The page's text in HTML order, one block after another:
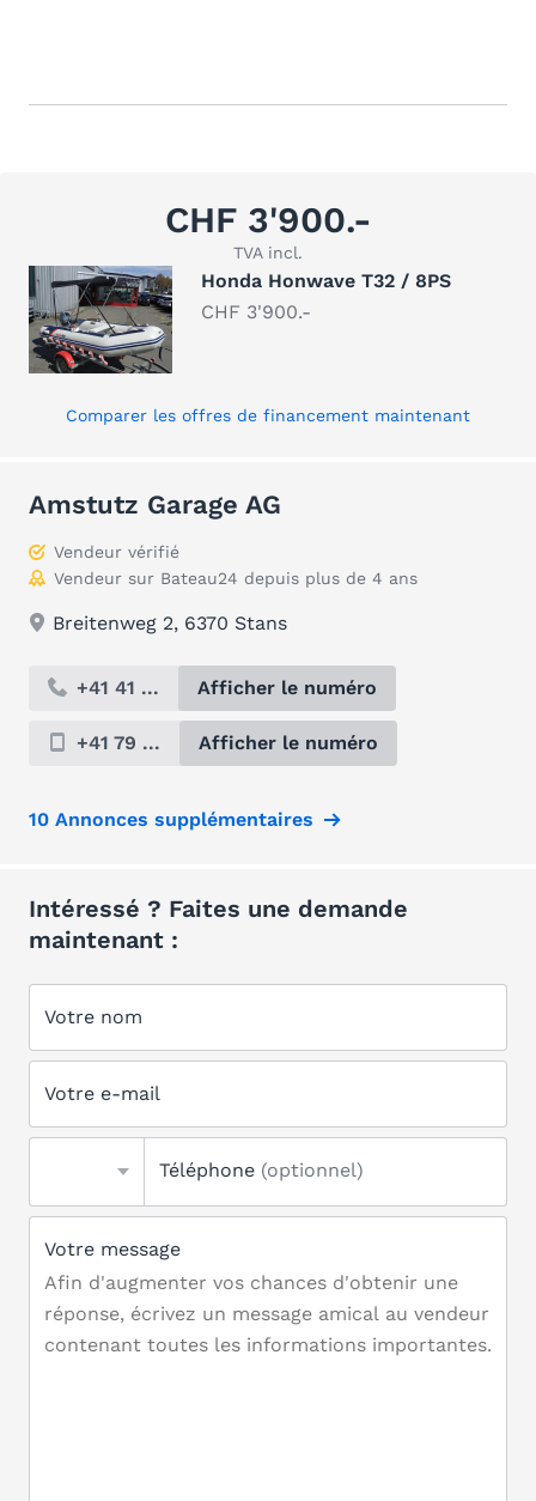
CHF 3'900.-
TVA incl.
Honda Honwave T32 / 8PS
CHF 3'900.-
Comparer les offres de financement maintenant
Amstutz Garage AG
Vendeur vérifié
Vendeur sur Bateau24 depuis plus de 4 ans
Breitenweg 2, 6370 Stans
+41 41 ... Afficher le numéro
+41 79 ... Afficher le numéro
10 Annonces supplémentaires
Intéressé ? Faites une demande
maintenant :
Votre nom
Votre e-mail
Téléphone (optionnel)
Votre message